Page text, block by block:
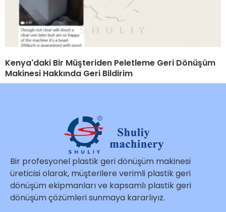
Kenya'daki Bir Müşteriden Peletleme Geri Dönüşüm
Makinesi Hakkında Geri Bildirim
Bir profesyonel plastik geri dönüşüm makinesi
üreticisi olarak, müşterilere verimli plastik geri
dönüşüm ekipmanları ve kapsamlı plastik geri
dönüşüm çözümleri sunmaya kararlıyız.